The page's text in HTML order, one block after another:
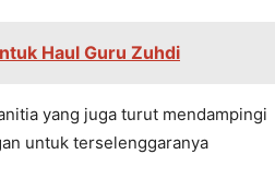
Haul Guru Zuhdi
yang juga turut mendampingi
untuk terselenggaranya